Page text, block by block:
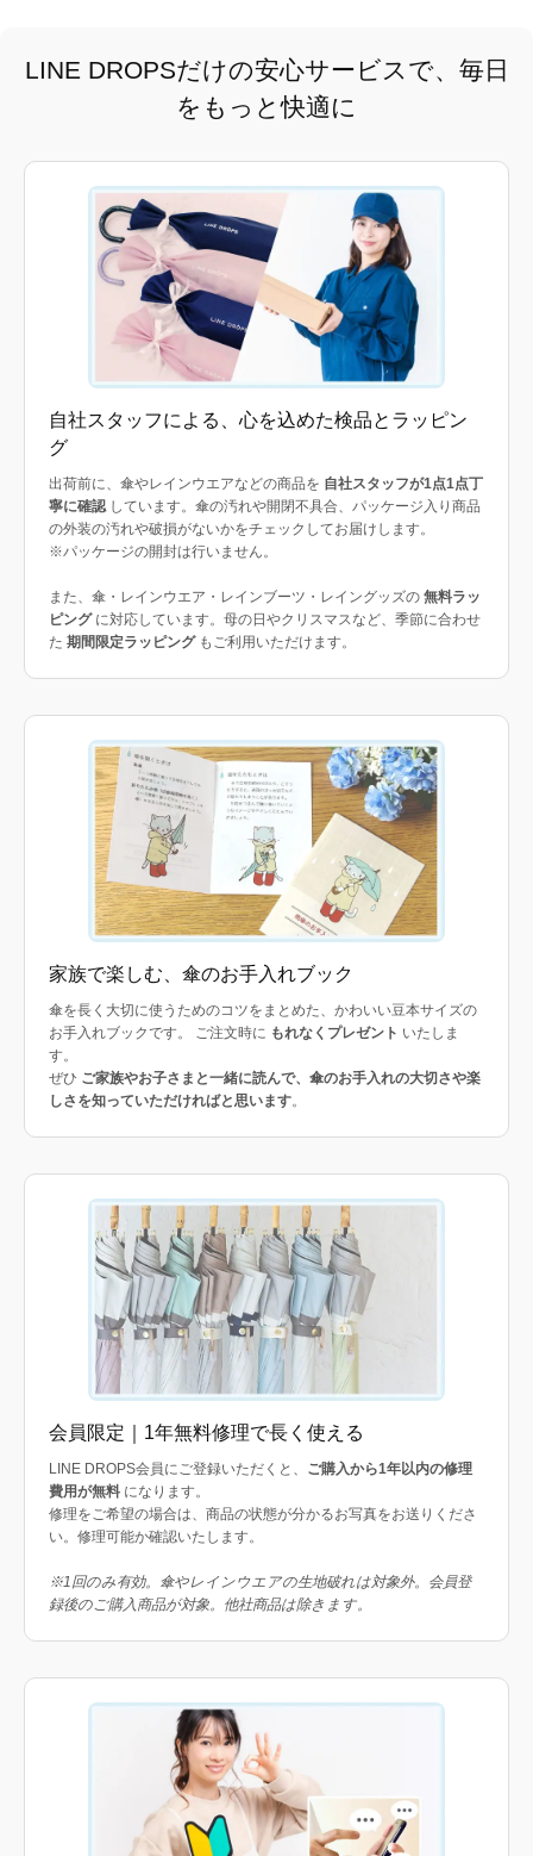
LINE DROPSだけの安心サービスで、毎日
をもっと快適に
自社スタッフによる、心を込めた検品とラッピン
グ
出荷前に、傘やレインウエアなどの商品を 自社スタッフが1点1点丁
寧に確認 しています。傘の汚れや開閉不具合、パッケージ入り商品
の外装の汚れや破損がないかをチェックしてお届けします。
※パッケージの開封は行いません。
また、傘・レインウエア・レインブーツ・レイングッズの 無料ラッ
ピングに対応しています。母の日やクリスマスなど、季節に合わせ
た 期間限定ラッピングもご利用いただけます。
家族で楽しむ、傘のお手入れブック
傘を長く大切に使うためのコツをまとめた、かわいい豆本サイズの
お手入れブックです。 ご注文時に もれなくプレゼント いたしま
す。
ぜひ ご家族やお子さまと一緒に読んで、傘のお手入れの大切さや楽
しさを知っていただければと思います。
会員限定｜1年無料修理で長く使える
LINE DROPS会員にご登録いただくと、 ご購入から1年以内の修理
費用が無料 になります。
修理をご希望の場合は、商品の状態が分かるお写真をお送りくださ
い。修理可能か確認いたします。
※1回のみ有効。傘やレインウエアの生地破れは対象外。会員登
録後のご購入商品が対象。他社商品は除きます。